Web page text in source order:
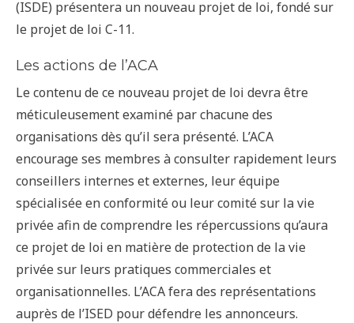
(ISDE) présentera un nouveau projet de loi, fondé sur
le projet de loi C-11.
Les actions de l’ACA
Le contenu de ce nouveau projet de loi devra être
méticuleusement examiné par chacune des
organisations dès qu’il sera présenté. L’ACA
encourage ses membres à consulter rapidement leurs
conseillers internes et externes, leur équipe
spécialisée en conformité ou leur comité sur la vie
privée afin de comprendre les répercussions qu’aura
ce projet de loi en matière de protection de la vie
privée sur leurs pratiques commerciales et
organisationnelles. L’ACA fera des représentations
auprès de l’ISED pour défendre les annonceurs.